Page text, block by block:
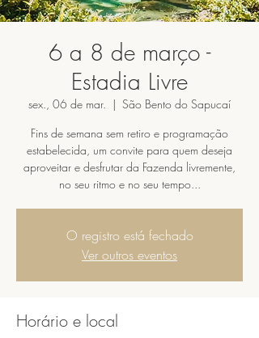
6 a 8 de março -
Estadia Livre
sex., 06 de mar.
  |
São Bento do Sapucaí
Fins de semana sem retiro e programação
estabelecida, um convite para quem deseja
aproveitar e desfrutar da Fazenda livremente,
no seu ritmo e no seu tempo...
O registro está fechado
Ver outros eventos
Horário e local